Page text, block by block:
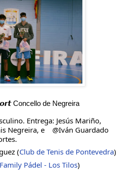
Concello de Negreira
Entrega: Jesús Mariño,
Negreira, e    @Iván Guardado
(Club de Tenis de Pontevedra)
Family Pádel - Los Tilos)